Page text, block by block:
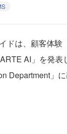
ドは、顧客体
AI」を発
Department」